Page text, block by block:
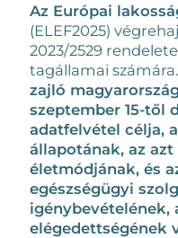
Az Európai
(ELEF2025)
2023/2529
tagállamai számára.
zajló
szeptember 15-től
adatfelvétel célja,
állapotának, az
életmódjának, és
egészségügyi
igénybevételének,
elégedettségének